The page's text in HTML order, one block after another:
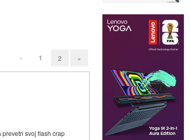
« 1 2 »
svoj flash crap